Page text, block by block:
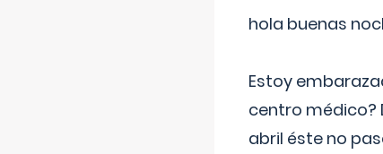
hola buenas
Estoy
centro médico?
abril éste no